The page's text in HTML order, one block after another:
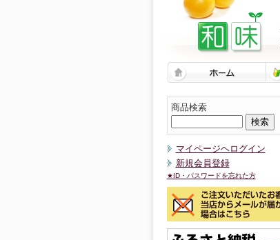
商品検索
マイページヘログイン
新規会員登録
★ID・パスワードを忘れた方